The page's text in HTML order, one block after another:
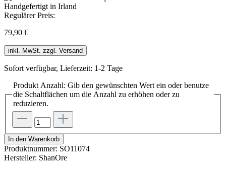
Regulärer Preis:
79,90 €
inkl. MwSt. zzgl. Versand
Sofort verfügbar, Lieferzeit: 1-2 Tage
Produkt Anzahl: Gib den gewünschten Wert ein oder benutze
die Schaltflächen um die Anzahl zu erhöhen oder zu
reduzieren.
In den Warenkorb
Produktnummer: SO11074
Hersteller: ShanOre